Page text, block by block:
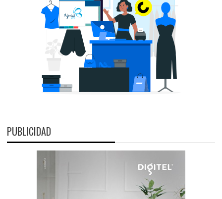
PUBLICIDAD